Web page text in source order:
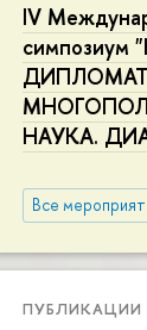
IV
симпозиум
НАУКА.
Все
ПУБЛИКАЦИИ